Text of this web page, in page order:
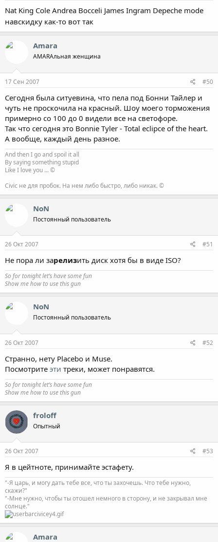
Nat King Cole Andrea Bocceli James Ingram Depeche mode
навскидку как-то вот так
Amara
AMARAльная женщина
17 Сен 2007 #50
Сегодня была ситуевина, что пела под Бонни Тайлер и
чуть не проскочила на красный. Шоу моего торможения
примерно со 100 до 0 видели все на светофоре.
Так что сегодня это Bonnie Tyler - Total eclipce of the heart.
А вообще, каждый день разное.
And then I go and spoil it all
By saying something stupid
Like I love you ... ©
Civic не для пробок. На нем либо быстро, либо никак. ©
NoN
Постоянный пользователь
26 Окт 2007 #51
Не пора ли зарелизить диск хотя бы в виде ISO?
So for tonight let’s have some fun
Show me how to use this gun
NoN
Постоянный пользователь
26 Окт 2007 #52
Странно, нету Placebo и Muse.
Посмотрите эти треки, может понравятся.
So for tonight let’s have some fun
Show me how to use this gun
froloff
Опытный
26 Окт 2007 #53
Я в цейтноте, принимайте эстафету.
"-Я царь, и могу дать тебе все, что ты захочешь. Что тебе нужно,
скажи?"
"-Мне нужно, чтобы ты отошел немного в сторону, и не закрывал мне
солнце."
Amara